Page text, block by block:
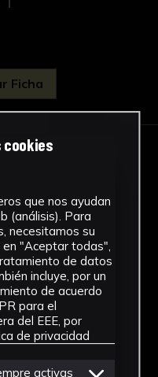
Ficha
cookies
que nos ayudan
(análisis). Para
necesitamos su
en "Aceptar todas",
de datos
incluye, por un
de acuerdo
para el
del EEE, por
de privacidad
activas